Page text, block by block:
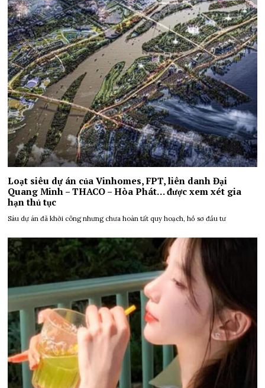
Loạt siêu dự án của Vinhomes, FPT, liên danh Đại
Quang Minh – THACO – Hòa Phát… được xem xét gia
hạn thủ tục
Sáu dự án đã khởi công nhưng chưa hoàn tất quy hoạch, hồ sơ đầu tư